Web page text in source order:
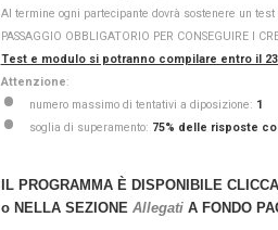
Al termine ogni partecipante dovrà sostenere un
PASSAGGIO OBBLIGATORIO PER CONSEGUIRE I
Test e modulo si potranno compilare entro il
Attenzione:
numero massimo di tentativi a diposizione: 1
soglia di superamento: 75% delle risposte
IL PROGRAMMA È DISPONIBILE
o NELLA SEZIONE AllegatiA FONDO